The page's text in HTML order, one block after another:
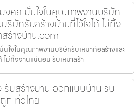
งคล มั่นใจในคุณภาพงานบริษัท
ริษัทรับสร้างบ้านที่ไว้ใจได้ ไม่ทิ้ง
ร้างบ้าน.com
ใจในคุณภาพงานบริษัทรับเหมาก่อสร้างและ
ไม่ทิ้งงานแน่นอน รับเหมาสร้า
รับสร้างบ้าน ออกแบบบ้าน รับ
ก ทั่วไทย